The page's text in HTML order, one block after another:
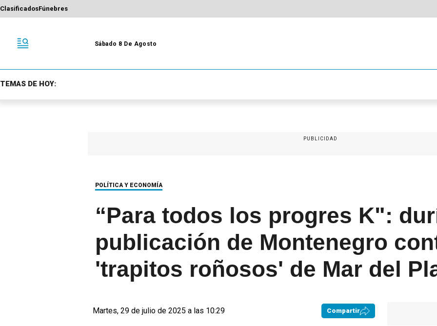
ClasificadosFúnebres
Sábado 8 De Agosto
TEMAS DE HOY:
PUBLICIDAD
POLÍTICA Y ECONOMÍA
“Para todos los progres K":
publicación de Montenegro
'trapitos roñosos' de Mar del
Martes, 29 de julio de 2025 a las 10:29 Compartir